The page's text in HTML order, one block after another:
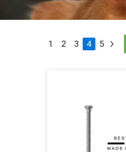
1 2 3 4 5